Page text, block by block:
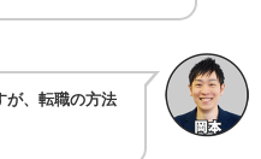
が、転職の方法